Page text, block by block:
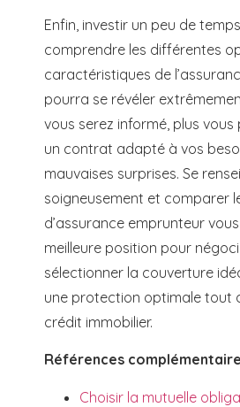
Enfin, investir un peu de
comprendre les différentes
caractéristiques de
pourra se révéler
vous serez informé, plus
un contrat adapté à vos
mauvaises surprises. Se
soigneusement et comparer
d’assurance emprunteur
meilleure position pour
sélectionner la couverture
une protection optimale tout
crédit immobilier.
Références
Choisir la mutuelle